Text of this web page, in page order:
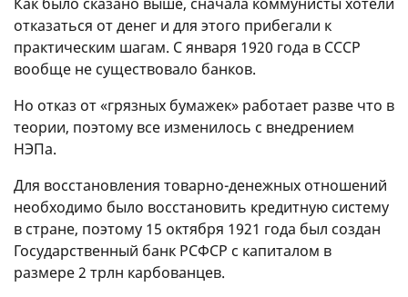
отказаться от денег и для этого прибегали к
практическим шагам. С января 1920 года в СССР
вообще не существовало банков.
Но отказ от «грязных бумажек» работает разве что в
теории, поэтому все изменилось с внедрением
НЭПа.
Для восстановления товарно-денежных отношений
необходимо было восстановить кредитную систему
в стране, поэтому 15 октября 1921 года был создан
Государственный банк РСФСР с капиталом в
размере 2 трлн карбованцев.